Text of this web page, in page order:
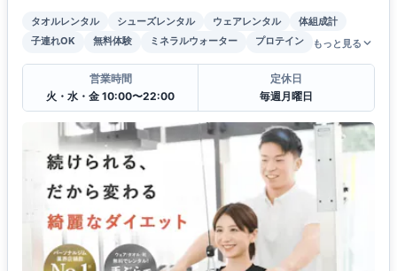
タオルレンタル シューズレンタル ウェアレンタル
体組成計
子連れOK
無料体験 ミネラルウォーター プロテイン もっと見る
営業時間
火・水・金 10:00〜22:00
定休日
毎週月曜日